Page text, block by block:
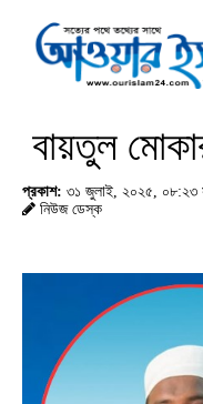
বায়তুল
প্রকাশ: ৩১ জুলাই, ২০২৫, ০৮:২৩
নিউজ ডেস্ক